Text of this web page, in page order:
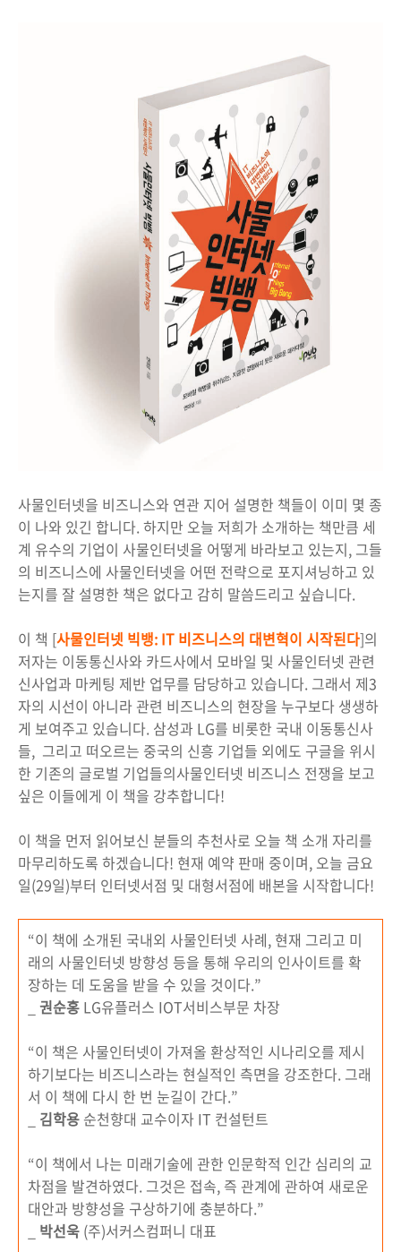
사물인터넷을 비즈니스와 연관 지어 설명한 책들이 이미 몇 종
이 나와 있긴 합니다. 하지만 오늘 저희가 소개하는 책만큼 세
계 유수의 기업이 사물인터넷을 어떻게 바라보고 있는지, 그들
의 비즈니스에 사물인터넷을 어떤 전략으로 포지셔닝하고 있
는지를 잘 설명한 책은 없다고 감히 말씀드리고 싶습니다.
이 책 [사물인터넷 빅뱅: IT 비즈니스의 대변혁이 시작된다]의
저자는 이동통신사와 카드사에서 모바일 및 사물인터넷 관련
신사업과 마케팅 제반 업무를 담당하고 있습니다. 그래서 제3
자의 시선이 아니라 관련 비즈니스의 현장을 누구보다 생생하
게 보여주고 있습니다. 삼성과 LG를 비롯한 국내 이동통신사
들, 그리고 떠오르는 중국의 신흥 기업들 외에도 구글을 위시
한 기존의 글로벌 기업들의사물인터넷 비즈니스 전쟁을 보고
싶은 이들에게 이 책을 강추합니다!
이 책을 먼저 읽어보신 분들의 추천사로 오늘 책 소개 자리를
마무리하도록 하겠습니다! 현재 예약 판매 중이며, 오늘 금요
일(29일)부터 인터넷서점 및 대형서점에 배본을 시작합니다!
“이 책에 소개된 국내외 사물인터넷 사례, 현재 그리고 미
래의 사물인터넷 방향성 등을 통해 우리의 인사이트를 확
장하는 데 도움을 받을 수 있을 것이다.”
권순홍 LG유플러스 IOT서비스부문 차장
“이 책은 사물인터넷이 가져올 환상적인 시나리오를 제시
하기보다는 비즈니스라는 현실적인 측면을 강조한다. 그래
서 이 책에 다시 한 번 눈길이 간다.”
김학용 순천향대 교수이자 IT 컨설턴트
“이 책에서 나는 미래기술에 관한 인문학적 인간 심리의 교
차점을 발견하였다. 그것은 접속, 즉 관계에 관하여 새로운
대안과 방향성을 구상하기에 충분하다.”
박선욱 (주)서커스컴퍼니 대표